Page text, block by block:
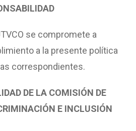
se compromete a
a la presente política
correspondientes.
DE LA COMISIÓN DE
E INCLUSIÓN